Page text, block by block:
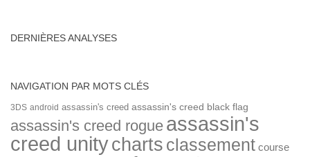
DERNIÈRES ANALYSES
NAVIGATION PAR MOTS CLÉS
3DS android assassin's creed assassin's creed black flag
assassin's creed rogue assassin's
creed unitycharts classement course